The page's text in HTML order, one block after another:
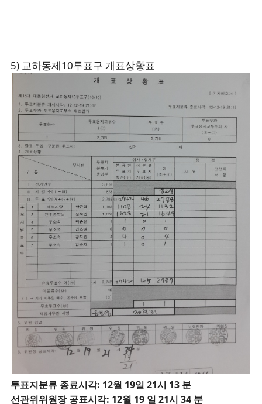
5) 교하동제10투표구 개표상황표
투표지분류 종료시각: 12월 19일 21시 13 분
선관위위원장 공표시각: 12월 19 일 21시 34 분